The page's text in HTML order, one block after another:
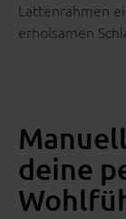
Lattenrahmen
erholsamen
deine